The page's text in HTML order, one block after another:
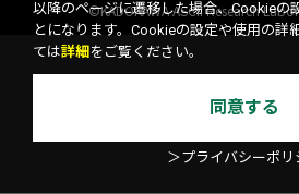
©KADOKAWA ASCII Research
以降のページに遷移した場合、Cookieの
とになります。Cookieの設定や使用の詳
ては詳細 をご覧ください。
同意する
＞プライバシーポリ